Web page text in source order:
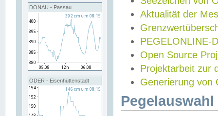
DONAU - Passau
ODER - Eisenhüttenstadt
Aktualität der
PEGELONLINE-
Open Source
Projektarbeit zur
Generierung von